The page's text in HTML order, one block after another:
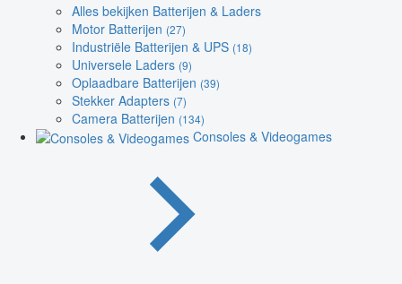
Alles bekijken Batterijen & Laders
Motor Batterijen (27)
Industriële Batterijen & UPS (18)
Universele Laders (9)
Oplaadbare Batterijen (39)
Stekker Adapters (7)
Camera Batterijen (134)
Consoles & Videogames